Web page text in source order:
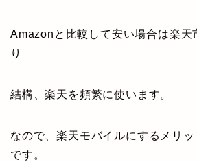
Amazonと比較して安い場合は楽天
り
結構、楽天を頻繁に使います。
なので、楽天モバイルにするメリ
です。